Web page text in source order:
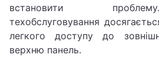
встановити
техобслуговування
легкого доступу до
верхню панель.